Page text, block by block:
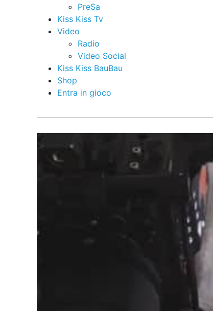
PreSa
Kiss Kiss Tv
Video
Radio
Video Social
Kiss Kiss BauBau
Shop
Entra in gioco